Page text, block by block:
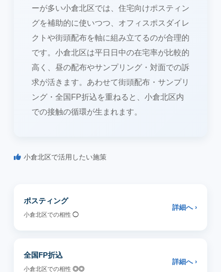
ーが多い小倉北区では、住宅向けポスティン
グを補助的に使いつつ、オフィスポスダイレ
クトや街頭配布を軸に組み立てるのが合理的
です。小倉北区は平日日中の在宅率が比較的
高く、昼の配布やサンプリング・対面での訴
求が活きます。あわせて街頭配布・サンプリ
ング・全国FP折込を重ねると、小倉北区内
での接触の循環が生まれます。
小倉北区で活用したい施策
ポスティング
小倉北区での相性 ◯
詳細へ ›
全国FP折込
小倉北区での相性 ◎◎
詳細へ ›